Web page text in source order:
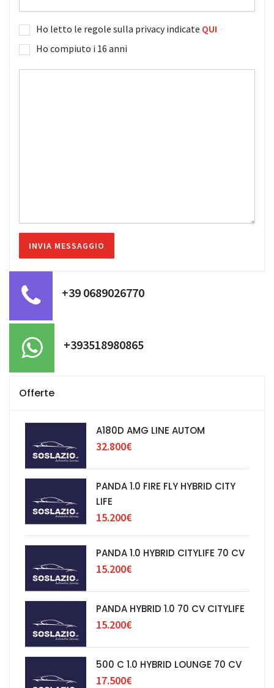
Ho letto le regole sulla privacy indicate QUI
Ho compiuto i 16 anni
+39 0689026770
+393518980865
Offerte
A180D AMG LINE AUTOM
32.800€
PANDA 1.0 FIRE FLY HYBRID CITY
LIFE
15.200€
PANDA 1.0 HYBRID CITYLIFE 70 CV
15.200€
PANDA HYBRID 1.0 70 CV CITYLIFE
15.200€
500 C 1.0 HYBRID LOUNGE 70 CV
17.500€